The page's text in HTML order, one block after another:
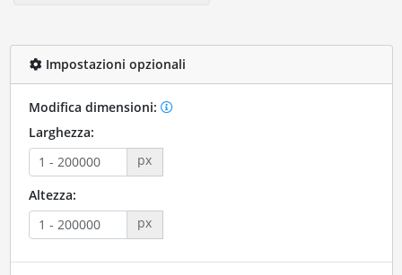
Impostazioni opzionali
Modifica dimensioni:
Larghezza:
px
Altezza:
px